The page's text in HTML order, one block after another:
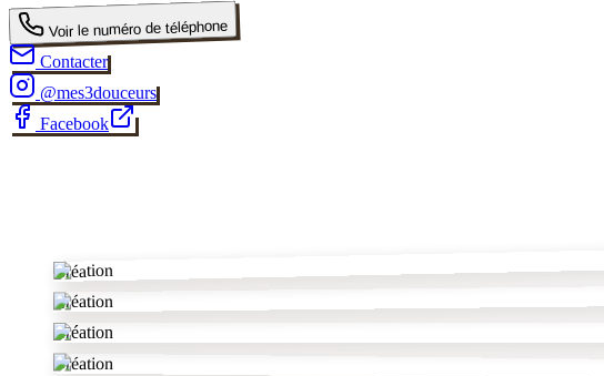
Voir le numéro de téléphone
Contacter
@mes3douceurs
Facebook
Création
Création
Création
Création